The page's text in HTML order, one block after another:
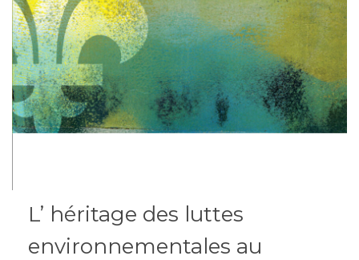
L’ héritage des luttes
environnementales au